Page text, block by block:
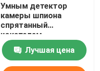
Умным детектор
камеры шпиона
спрятанный
искателем,
беспроводной
детектор 12V Rf
камеры
Лучшая цена